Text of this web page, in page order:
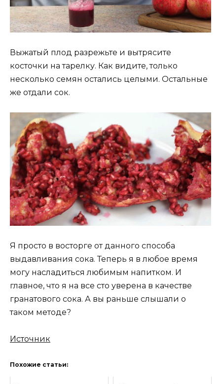
Выжатый плод разрежьте и вытрясите
косточки на тарелку. Как видите, только
несколько семян остались целыми. Остальные
же отдали сок.
Я просто в восторге от данного способа
выдавливания сока. Теперь я в любое время
могу насладиться любимым напитком. И
главное, что я на все сто уверена в качестве
гранатового сока. А вы раньше слышали о
таком методе?
Источник
Похожие статьи: